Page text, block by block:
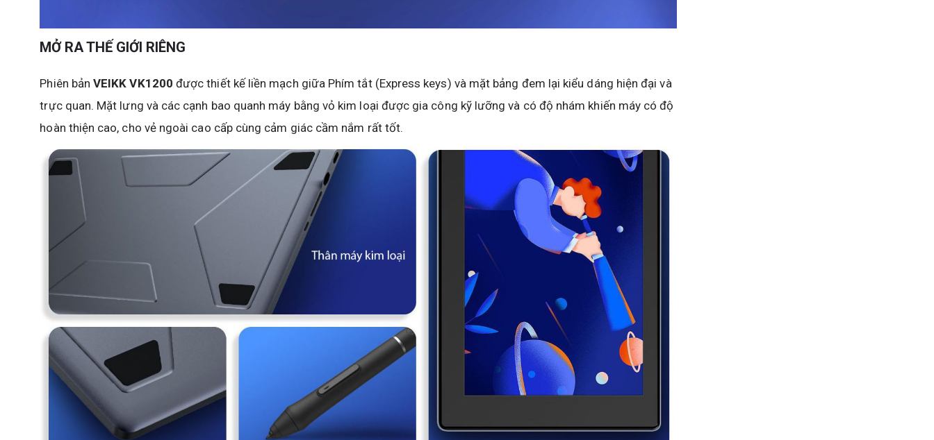
MỞ RA THẾ GIỚI RIÊNG
Phiên bảnVEIKK VK1200 được thiết kế liền mạch giữa Phím tắt (Express keys) và mặt bảng đem lại kiểu dáng hiện đại và
trực quan. Mặt lưng và các cạnh bao quanh máy bằng vỏ kim loại được gia công kỹ lưỡng và có độ nhám khiến máy có độ
hoàn thiện cao, cho vẻ ngoài cao cấp cùng cảm giác cầm nắm rất tốt.